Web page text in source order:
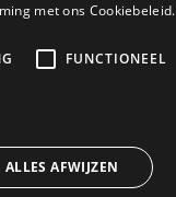
met ons Cookiebeleid.
FUNCTIONEEL
ALLES AFWIJZEN